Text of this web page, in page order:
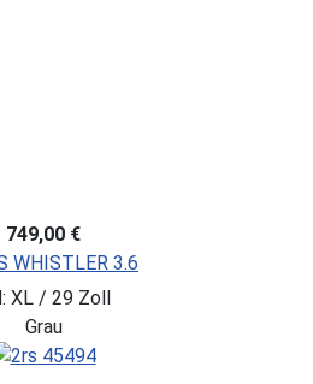
749,00 €
WHISTLER 3.6
XL / 29 Zoll
Grau